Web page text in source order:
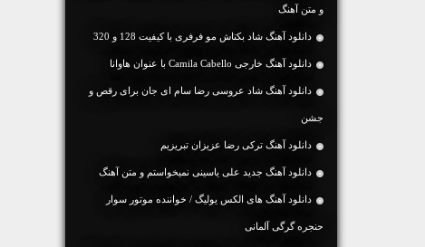
و متن آهنگ
دانلود آهنگ شاد بکتاش مو فرفری با کیفیت 128 و 320
دانلود آهنگ خارجی Camila Cabello با عنوان هاوانا
دانلود آهنگ شاد عروسی رضا سام ای جان برای رقص و
جشن
دانلود آهنگ ترکی رضا عزیزان تبریزیم
دانلود آهنگ جديد علی یاسینی نمیخواستم و متن آهنگ
دانلود آهنگ های الکس یولیگ / خواننده موتور سوار
حنجره گرگی آلمانی